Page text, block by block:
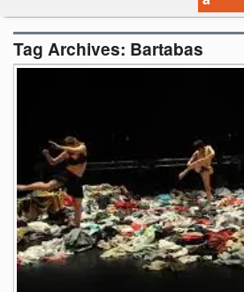
Contatti
Tag Archives: Bartabas